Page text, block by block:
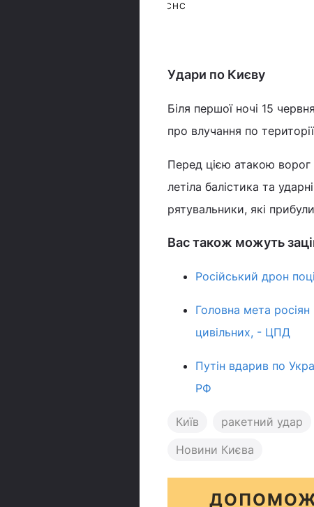
© фото ДСНС
Удари по Києву
Біля першої ночі 15
про влучання по
Перед цією атакою
летіла балістика та
рятувальники, які
Вас також можуть
Російський дрон
Головна мета
цивільних, - ЦПД
Путін вдарив по
РФ
Київ ракетний удар
Новини Києва